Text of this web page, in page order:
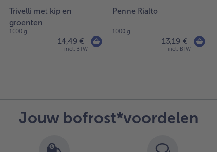
Trivelli met kip en
groenten
1000 g
14,49 €
incl. BTW
Penne Rialto
1000 g
13,19 €
incl. BTW
Jouw bofrost*voordelen